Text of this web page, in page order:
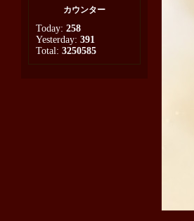
カウンター
Today: 258
Yesterday: 391
Total: 3250585